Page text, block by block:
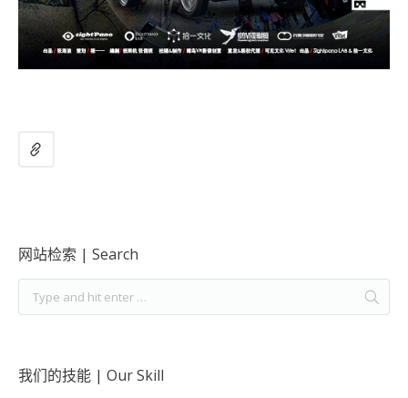
网站检索 | Search
我们的技能 | Our Skill